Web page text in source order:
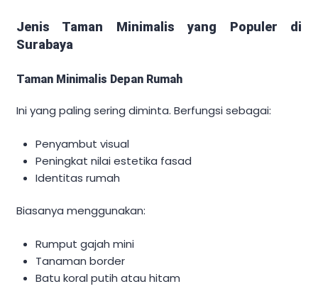
Jenis Taman Minimalis yang Populer di
Surabaya
Taman Minimalis Depan Rumah
Ini yang paling sering diminta. Berfungsi sebagai:
Penyambut visual
Peningkat nilai estetika fasad
Identitas rumah
Biasanya menggunakan:
Rumput gajah mini
Tanaman border
Batu koral putih atau hitam